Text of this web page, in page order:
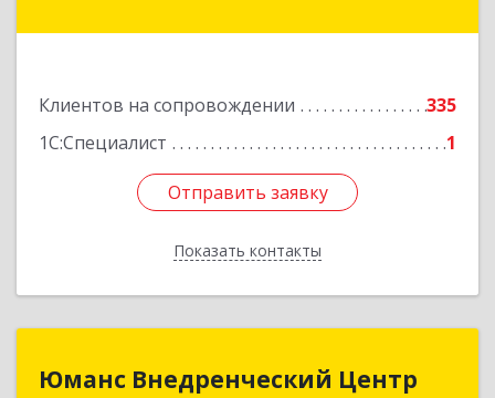
Клиентов на сопровождении
335
1С:Специалист
1
Отправить заявку
Показать контакты
Отправить заявку
Назад
Юманс Внедренческий Центр
Юманс Внедренческий Центр